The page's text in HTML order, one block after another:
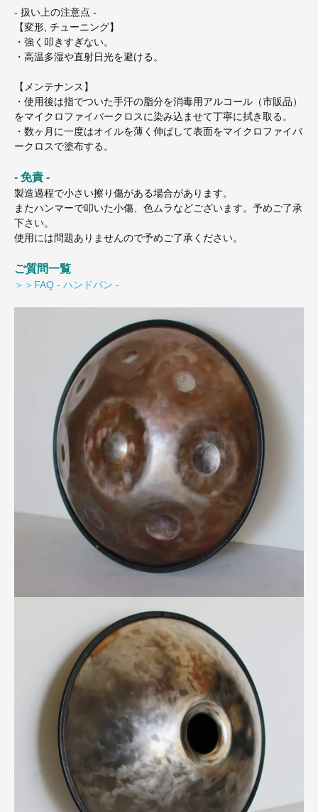
- 扱い上の注意点 -
【変形, チューニング】
・強く叩きすぎない。
・高温多湿や直射日光を避ける。
【メンテナンス】
・使用後は指でついた手汗の脂分を消毒用アルコール（市販品）
をマイクロファイバークロスに染み込ませて丁寧に拭き取る。
・数ヶ月に一度はオイルを薄く伸ばして表面をマイクロファイバ
ークロスで塗布する。
- 免責 -
製造過程で小さい擦り傷がある場合があります。
またハンマーで叩いた小傷、色ムラなどございます。予めご了承
下さい。
使用には問題ありませんので予めご了承ください。
ご質問一覧
＞＞FAQ - ハンドパン -